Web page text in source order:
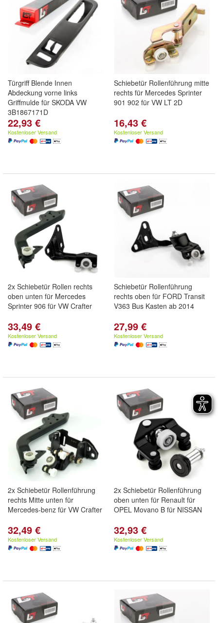
Türgriff Blende Innen
Abdeckung vorne links
Griffmulde für SKODA VW
3B1867171D
22,93 €
Kostenloser Versand
Schiebetür Rollenführung mitte
rechts für Mercedes Sprinter
901 902 für VW LT 2D
16,43 €
Kostenloser Versand
2x Schiebetür Rollen rechts
oben unten für Mercedes
Sprinter 906 für VW Crafter
33,49 €
Kostenloser Versand
Schiebetür Rollenführung
rechts oben für FORD Transit
V363 Bus Kasten ab 2014
27,99 €
Kostenloser Versand
2x Schiebetür Rollenführung
rechts Mitte unten für
Mercedes-benz für VW Crafter
32,49 €
Kostenloser Versand
2x Schiebetür Rollenführung
oben unten für Renault für
OPEL Movano B für NISSAN
32,93 €
Kostenloser Versand